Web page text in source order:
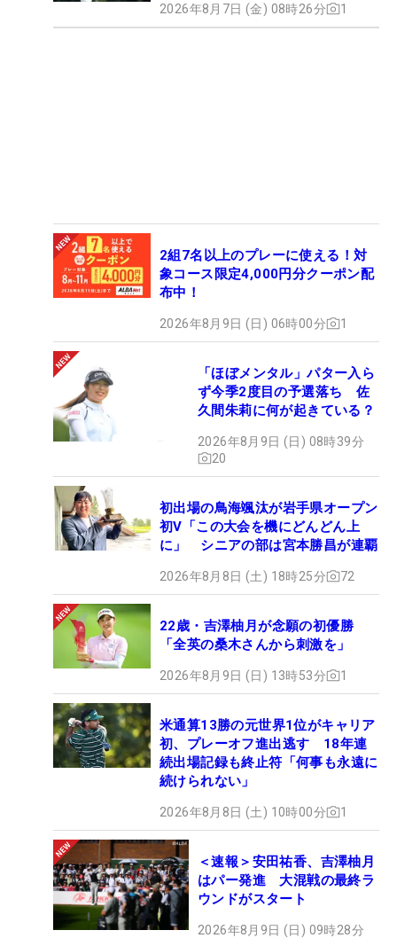
2026年8月7日 (金) 08時26分 1
2組7名以上のプレーに使える！対
象コース限定4,000円分クーポン配
布中！
2026年8月9日 (日) 06時00分 1
「ほぼメンタル」パター入ら
ず今季2度目の予選落ち 佐
久間朱莉に何が起きている？
2026年8月9日 (日) 08時39分
20
初出場の鳥海颯汰が岩手県オープン
初V「この大会を機にどんどん上
に」 シニアの部は宮本勝昌が連覇
2026年8月8日 (土) 18時25分 72
22歳・吉澤柚月が念願の初優勝
「全英の桑木さんから刺激を」
2026年8月9日 (日) 13時53分 1
米通算13勝の元世界1位がキャリア
初、プレーオフ進出逃す 18年連
続出場記録も終止符「何事も永遠に
続けられない」
2026年8月8日 (土) 10時00分 1
＜速報＞安田祐香、吉澤柚月
はパー発進 大混戦の最終ラ
ウンドがスタート
2026年8月9日 (日) 09時28分